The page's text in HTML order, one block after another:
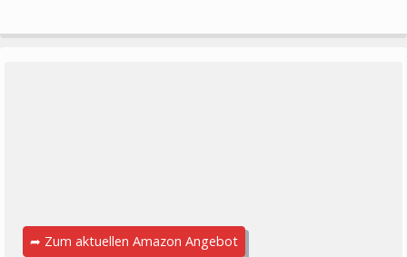
➦ Zum aktuellen Amazon Angebot